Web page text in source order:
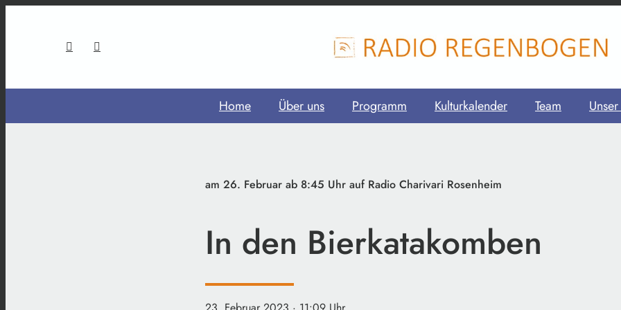
Home Über uns Programm Kulturkalender Team
am 26. Februar ab 8:45 Uhr auf Radio Charivari Rosenheim
In den Bierkatakomben